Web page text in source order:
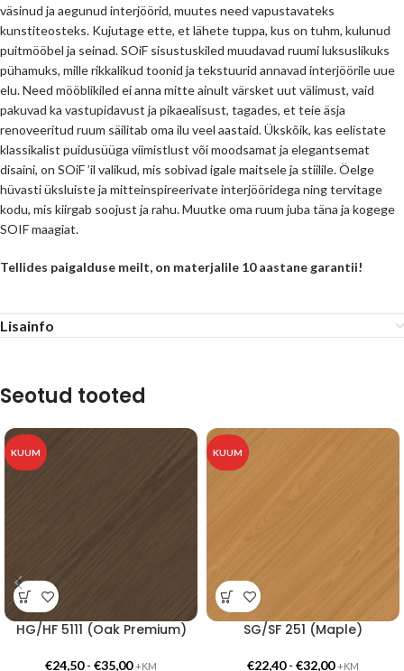
väsinud ja aegunud interjöörid, muutes need vapustavateks
kunstiteosteks. Kujutage ette, et lähete tuppa, kus on tuhm, kulunud
puitmööbel ja seinad. SOiF sisustuskiled muudavad ruumi luksuslikuks
pühamuks, mille rikkalikud toonid ja tekstuurid annavad interjöörile uue
elu. Need mööblikiled ei anna mitte ainult värsket uut välimust, vaid
pakuvad ka vastupidavust ja pikaealisust, tagades, et teie äsja
renoveeritud ruum säilitab oma ilu veel aastaid. Ükskõik, kas eelistate
klassikalist puidusüüga viimistlust või moodsamat ja elegantsemat
disaini, on SOiF ’il valikud, mis sobivad igale maitsele ja stiilile. Öelge
hüvasti üksluiste ja mitteinspireerivate interjööridega ning tervitage
kodu, mis kiirgab soojust ja rahu. Muutke oma ruum juba täna ja kogege
SOIF maagiat.
Tellides paigalduse meilt, on materjalile 10 aastane garantii!
Lisainfo
Seotud tooted
KUUM
HG/HF 5111 (Oak Premium)
€24,50- €35,00 +KM
KUUM
SG/SF 251 (Maple)
€22,40- €32,00 +KM